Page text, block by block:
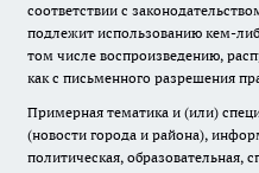
соответствии с
подлежит использованию кем-
том числе воспроизведению,
как с письменного разрешения
Примерная тематика и (или)
(новости города и района),
политическая, образовательная,